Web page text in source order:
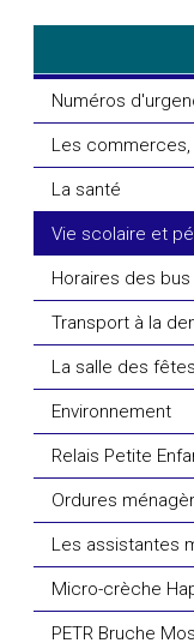
Numéros
Les
La santé
Vie scolaire et
Horaires des
Transport à la
La salle des fêtes
Environnement
Relais Petite
Ordures
Les assistantes
Micro-crèche
PETR Bruche